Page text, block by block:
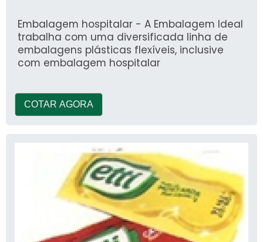
Embalagem hospitalar - A Embalagem Ideal
trabalha com uma diversificada linha de
embalagens plásticas flexíveis, inclusive
com embalagem hospitalar
COTAR AGORA